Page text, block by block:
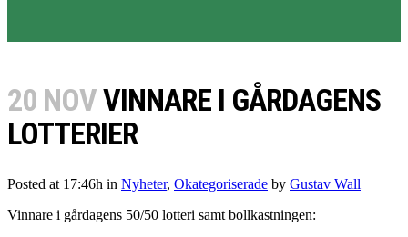
20 NOVVINNARE I GÅRDAGENS
LOTTERIER
Posted at 17:46h in Nyheter, Okategoriserade by Gustav Wall
Vinnare i gårdagens 50/50 lotteri samt bollkastningen: